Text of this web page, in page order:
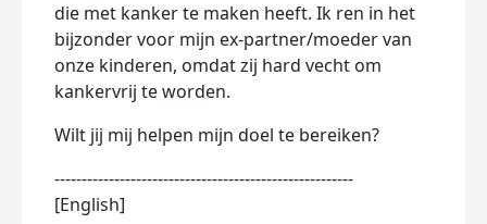
die met kanker te maken heeft. Ik ren in het
bijzonder voor mijn ex-partner/moeder van
onze kinderen, omdat zij hard vecht om
kankervrij te worden.
Wilt jij mij helpen mijn doel te bereiken?
-------------------------------------------------------
[English]